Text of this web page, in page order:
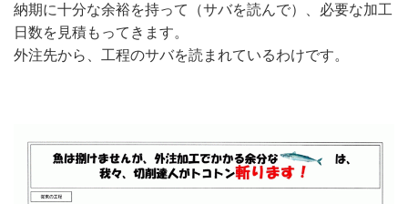
納期に十分な余裕を持って（サバを読んで）、必要な加工
日数を見積もってきます。
外注先から、工程のサバを読まれているわけです。